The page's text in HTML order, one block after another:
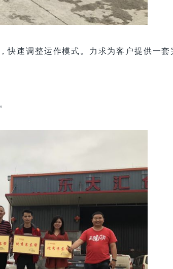
，快速调整运作模式。力求为客户提供一套
。